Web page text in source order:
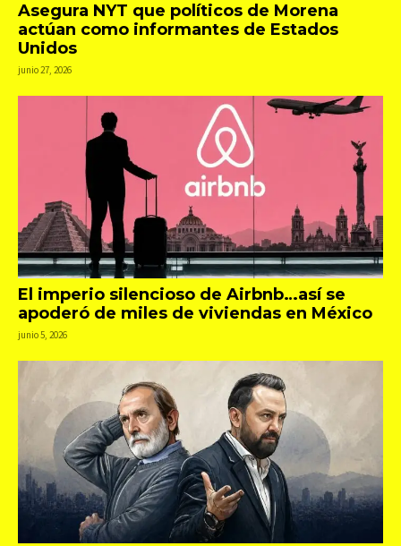
Asegura NYT que políticos de Morena
actúan como informantes de Estados
Unidos
junio 27, 2026
El imperio silencioso de Airbnb…así se
apoderó de miles de viviendas en México
junio 5, 2026